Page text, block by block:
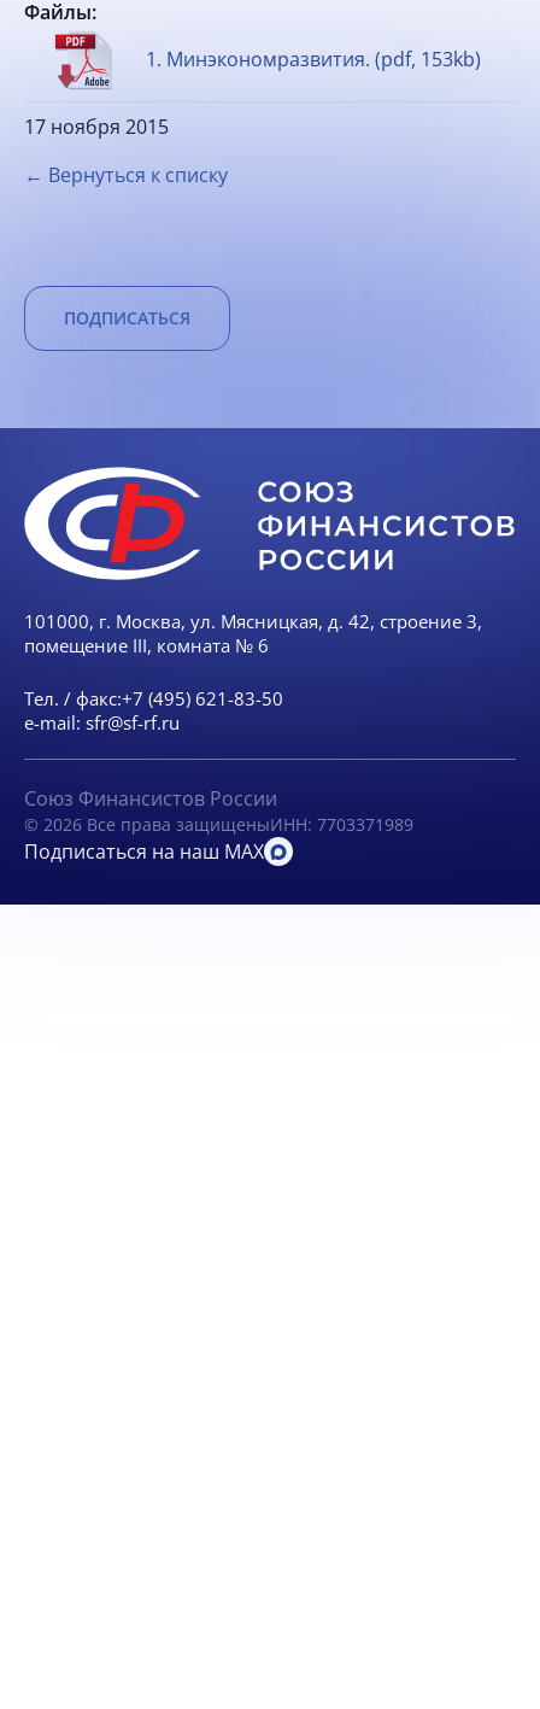
Файлы:
1. Минэкономразвития. (pdf, 153kb)
17 ноября 2015
← Вернуться к списку
ПОДПИСАТЬСЯ
101000, г. Москва, ул. Мясницкая, д. 42, строение 3,
помещение III, комната № 6
Тел. / факс:+7 (495) 621-83-50
e-mail: sfr@sf-rf.ru
Союз Финансистов России
© 2026 Все права защищеныИНН: 7703371989
Подписаться на наш MAX